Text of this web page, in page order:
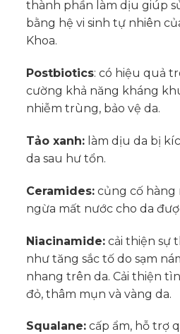
thành phần làm dịu giúp
bằng hệ vi sinh tự nhiên
Khoa.
Postbiotics: có hiệu quả
cường khả năng kháng
nhiễm trùng, bảo vệ da.
Tảo xanh:làm dịu da bị
da sau hư tổn.
Ceramides:củng cố hàng
ngừa mất nước cho da
Niacinamide:cải thiện sự
như tăng sắc tố do sạm
nhang trên da. Cải thiện
đỏ, thâm mụn và vàng da.
Squalane:cấp ẩm, hỗ trợ